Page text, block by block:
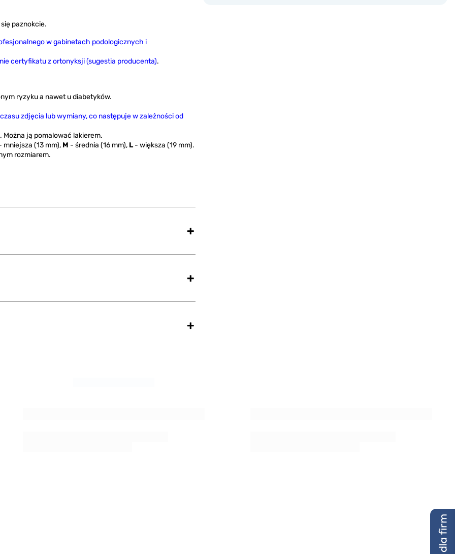
paznokcie.
w gabinetach podologicznych i
certyfikatu z ortonyksji (sugestia producenta).
ryzyku a nawet u diabetyków.
zdjęcia lub wymiany, co następuje w zależności od
. Można ją pomalować lakierem.
mniejsza (13 mm), M - średnia (16 mm), L- większa (19 mm).
rozmiarem.